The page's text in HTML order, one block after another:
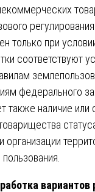
только при
соответствуют
федерального
также наличие или
организации
вариантов